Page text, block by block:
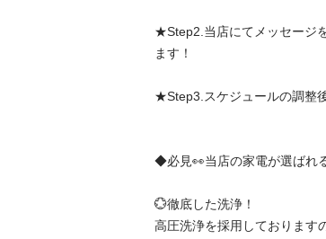
★Step2.当店にてメッセージ
ます！
★Step3.スケジュールの調整
◆必見👀当店の家電が選ばれ
💮徹底した洗浄！
高圧洗浄を採用しております